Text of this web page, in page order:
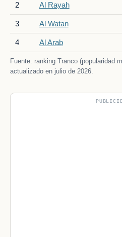
2 Al Rayah
3 Al Watan
4 Al Arab
Fuente: ranking Tranco (popularidad
actualizado en julio de 2026.